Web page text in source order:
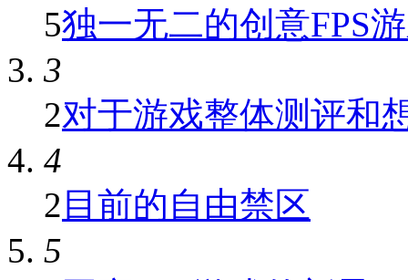
5独一无二的创意FPS
3
2对于游戏整体测评和
4
2 目前的自由禁区
5